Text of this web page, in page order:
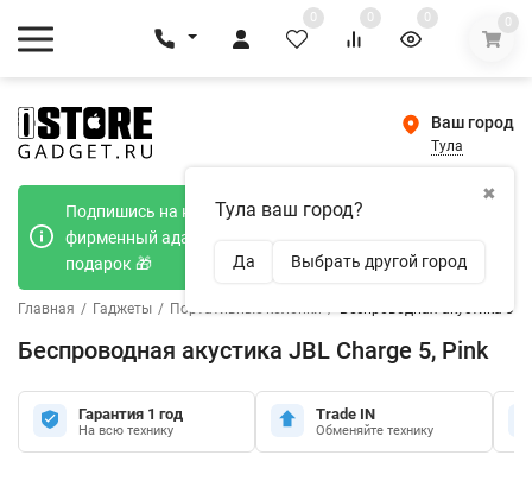
0 0 0 0
Ваш город
Тула
✖
Тула ваш город?
Да Выбрать другой город
Подпишись на наш телеграмм канал и получи
фирменный адаптер Type-C 20W при покупке в
подарок 🎁
Главная / Гаджеты / Портативные колонки / Беспроводная акустика
Беспроводная акустика JBL Charge 5, Pink
Гарантия 1 год
На всю технику
Trade IN
Обменяйте технику